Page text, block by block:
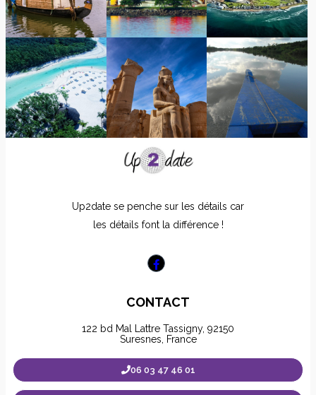
Up2date se penche sur les détails car
les détails font la différence !
CONTACT
122 bd Mal Lattre Tassigny, 92150
Suresnes, France
06 03 47 46 01